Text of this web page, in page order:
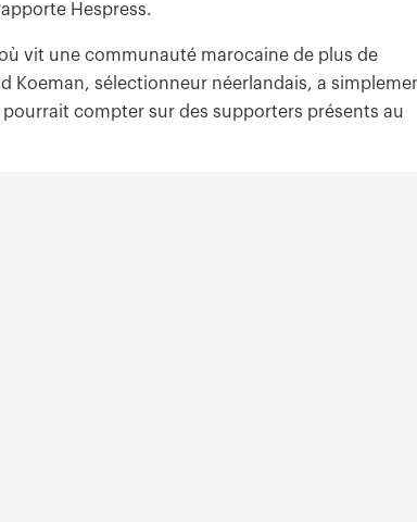
Hespress.
vit une communauté marocaine de plus de
Koeman, sélectionneur néerlandais, a
compter sur des supporters présents au